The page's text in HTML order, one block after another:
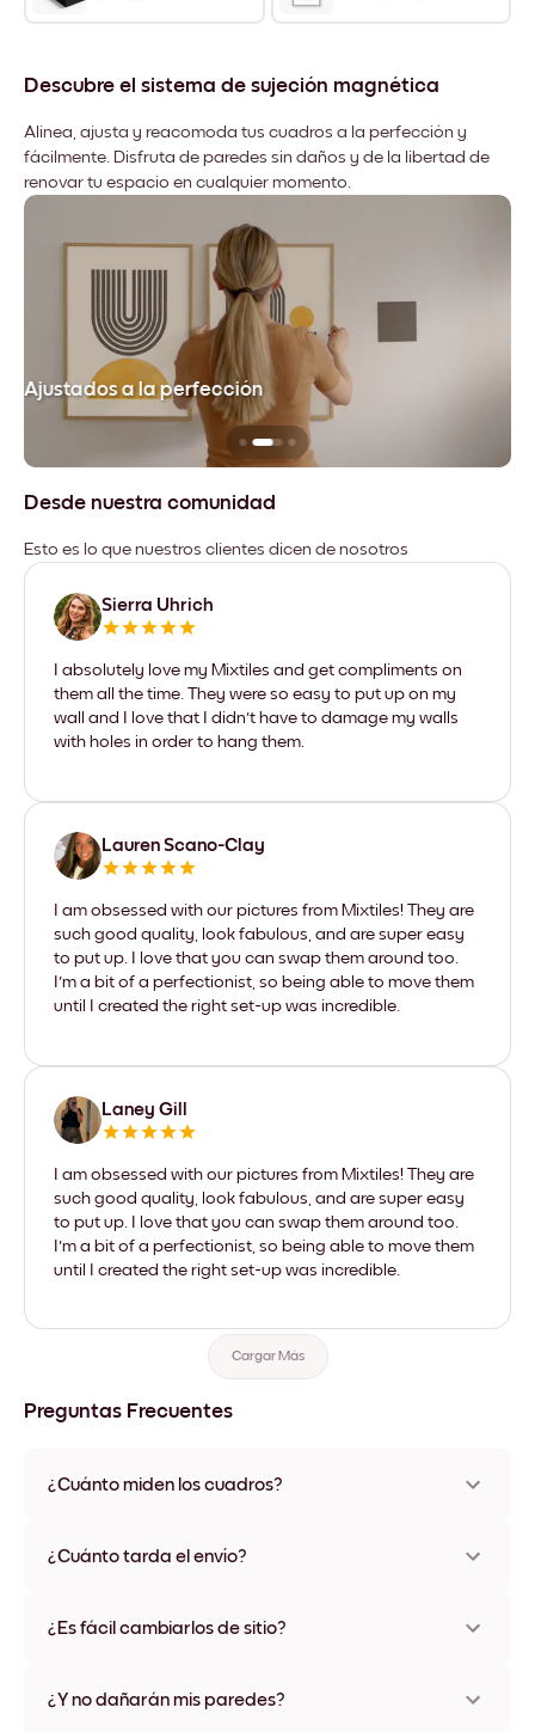
Descubre el sistema de sujeción magnética
Alinea, ajusta y reacomoda tus cuadros a la perfección y
fácilmente. Disfruta de paredes sin daños y de la libertad de
renovar tu espacio en cualquier momento.
Ajustados a la perfección
Desde nuestra comunidad
Esto es lo que nuestros clientes dicen de nosotros
Sierra Uhrich
I absolutely love my Mixtiles and get compliments on
them all the time. They were so easy to put up on my
wall and I love that I didn't have to damage my walls
with holes in order to hang them.
Lauren Scano-Clay
I am obsessed with our pictures from Mixtiles! They are
such good quality, look fabulous, and are super easy
to put up. I love that you can swap them around too.
I'm a bit of a perfectionist, so being able to move them
until I created the right set-up was incredible.
Laney Gill
I am obsessed with our pictures from Mixtiles! They are
such good quality, look fabulous, and are super easy
to put up. I love that you can swap them around too.
I'm a bit of a perfectionist, so being able to move them
until I created the right set-up was incredible.
Cargar Más
Preguntas Frecuentes
¿Cuánto miden los cuadros?
varios materiales y colores de marco, incluidas opciones sin
¿Cuánto tarda el envío?
disponibles en algunos países. Te enviaremos un número de
¿Es fácil cambiarlos de sitio?
ningún daño
¿Y no dañarán mis paredes?